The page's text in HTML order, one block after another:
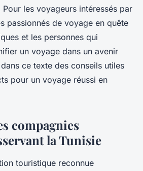
les voyageurs intéressés par
passionnés de voyage en quête
et les personnes qui
un voyage dans un avenir
ce texte des conseils utiles
pour un voyage réussi en
compagnies
la Tunisie
touristique reconnue